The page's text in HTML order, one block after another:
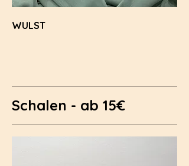
WULST
Schalen - ab 15€